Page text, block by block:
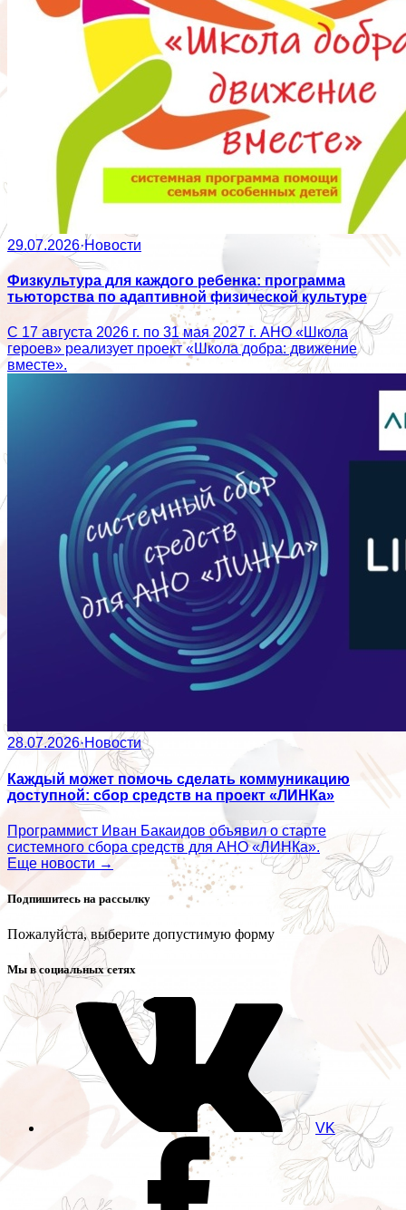
29.07.2026·Новости
Физкультура для каждого ребенка: программа
тьюторства по адаптивной физической культуре
С 17 августа 2026 г. по 31 мая 2027 г. АНО «Школа
героев» реализует проект «Школа добра: движение
вместе».
28.07.2026·Новости
Каждый может помочь сделать коммуникацию
доступной: сбор средств на проект «ЛИНКа»
Программист Иван Бакаидов объявил о старте
системного сбора средств для АНО «ЛИНКа».
Еще новости →
Подпишитесь на рассылку
Пожалуйста, выберите допустимую форму
Мы в социальных сетях
VK